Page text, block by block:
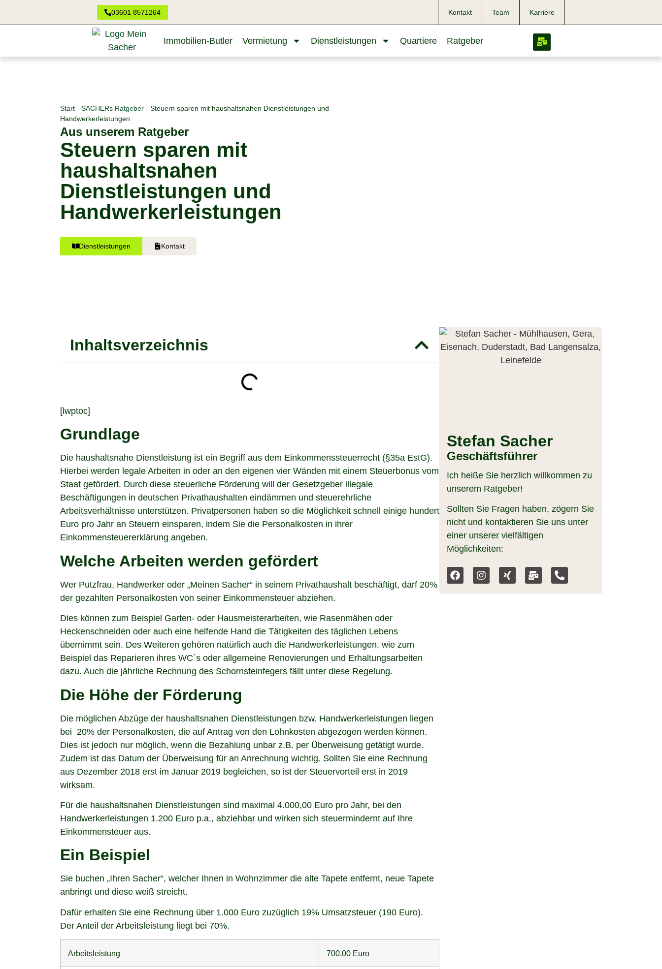
03601 8571264 Kontakt Team Karriere
Immobilien-Butler Vermietung Dienstleistungen Quartiere Ratgeber
Start - SACHERs Ratgeber - Steuern sparen mit haushaltsnahen Dienstleistungen und
Handwerkerleistungen
Aus unserem Ratgeber
Steuern sparen mit
haushaltsnahen
Dienstleistungen und
Handwerkerleistungen
Dienstleistungen Kontakt
Inhaltsverzeichnis
[lwptoc]
Grundlage
Die haushaltsnahe Dienstleistung ist ein Begriff aus dem Einkommenssteuerrecht (§35a EstG).
Hierbei werden legale Arbeiten in oder an den eigenen vier Wänden mit einem Steuerbonus vom
Staat gefördert. Durch diese steuerliche Förderung will der Gesetzgeber illegale
Beschäftigungen in deutschen Privathaushalten eindämmen und steuerehrliche
Arbeitsverhältnisse unterstützen. Privatpersonen haben so die Möglichkeit schnell einige hundert
Euro pro Jahr an Steuern einsparen, indem Sie die Personalkosten in ihrer
Einkommensteuererklärung angeben.
Welche Arbeiten werden gefördert
Wer Putzfrau, Handwerker oder „Meinen Sacher“ in seinem Privathaushalt beschäftigt, darf 20%
der gezahlten Personalkosten von seiner Einkommensteuer abziehen.
Dies können zum Beispiel Garten- oder Hausmeisterarbeiten, wie Rasenmähen oder
Heckenschneiden oder auch eine helfende Hand die Tätigkeiten des täglichen Lebens
übernimmt sein. Des Weiteren gehören natürlich auch die Handwerkerleistungen, wie zum
Beispiel das Reparieren ihres WC´s oder allgemeine Renovierungen und Erhaltungsarbeiten
dazu. Auch die jährliche Rechnung des Schornsteinfegers fällt unter diese Regelung.
Die Höhe der Förderung
Die möglichen Abzüge der haushaltsnahen Dienstleistungen bzw. Handwerkerleistungen liegen
bei 20% der Personalkosten, die auf Antrag von den Lohnkosten abgezogen werden können.
Dies ist jedoch nur möglich, wenn die Bezahlung unbar z.B. per Überweisung getätigt wurde.
Zudem ist das Datum der Überweisung für an Anrechnung wichtig. Sollten Sie eine Rechnung
aus Dezember 2018 erst im Januar 2019 begleichen, so ist der Steuervorteil erst in 2019
wirksam.
Für die haushaltsnahen Dienstleistungen sind maximal 4.000,00 Euro pro Jahr, bei den
Handwerkerleistungen 1.200 Euro p.a., abziehbar und wirken sich steuermindernt auf Ihre
Einkommensteuer aus.
Ein Beispiel
Sie buchen „Ihren Sacher“, welcher Ihnen in Wohnzimmer die alte Tapete entfernt, neue Tapete
anbringt und diese weiß streicht.
Dafür erhalten Sie eine Rechnung über 1.000 Euro zuzüglich 19% Umsatzsteuer (190 Euro).
Der Anteil der Arbeitsleistung liegt bei 70%.
Arbeitsleistung 700,00 Euro
Stefan Sacher
Geschäftsführer
Ich heiße Sie herzlich willkommen zu
unserem Ratgeber!
Sollten Sie Fragen haben, zögern Sie
nicht und kontaktieren Sie uns unter
einer unserer vielfältigen
Möglichkeiten: